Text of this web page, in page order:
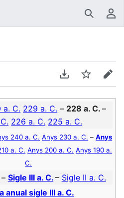
Buscar
Descarregar en
Vigilar
a. C. 229 a. C. – 228 a. C. –
226 a. C. 225 a. C.
240 a. C. Anys 230 a. C. –Anys
a. C. Anys 200 a. C. Anys 190 a.
C.
– Sigle III a. C. – Sigle II a. C.
anual sigle III a. C.